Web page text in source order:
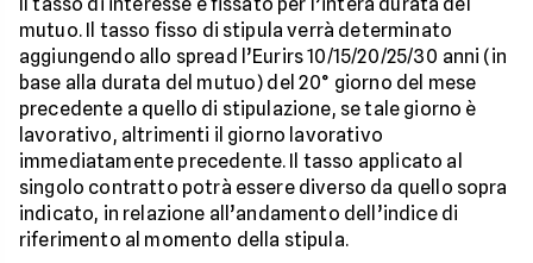
mutuo. Il tasso fisso di stipula verrà determinato
aggiungendo allo spread l’Eurirs 10/15/20/25/30 anni (in
base alla durata del mutuo) del 20° giorno del mese
precedente a quello di stipulazione, se tale giorno è
lavorativo, altrimenti il giorno lavorativo
immediatamente precedente. Il tasso applicato al
singolo contratto potrà essere diverso da quello sopra
indicato, in relazione all’andamento dell’indice di
riferimento al momento della stipula.